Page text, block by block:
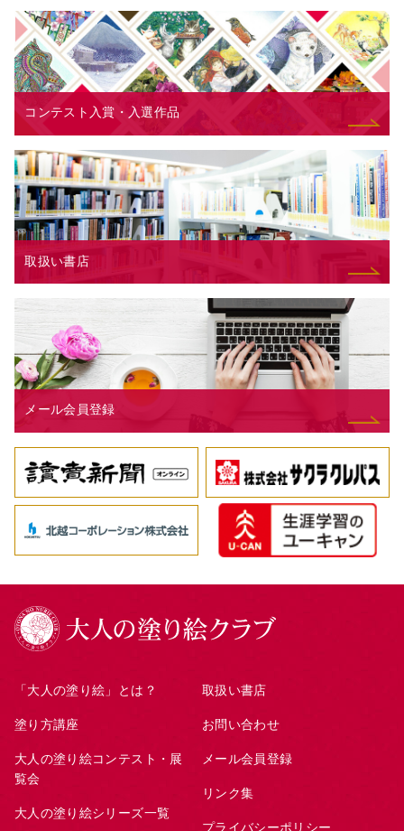
コンテスト入賞・入選作品
取扱い書店
メール会員登録
「大人の塗り絵」とは？
塗り方講座
大人の塗り絵コンテスト・展
覧会
大人の塗り絵シリーズ一覧
取扱い書店
お問い合わせ
メール会員登録
リンク集
プライバシーポリシー